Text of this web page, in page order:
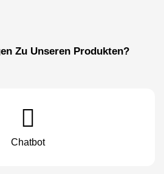
Zu Unseren Produkten?
Chatbot